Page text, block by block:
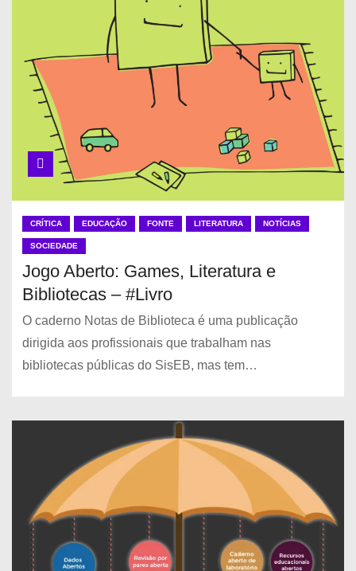
CRÍTICA EDUCAÇÃO FONTE LITERATURA NOTÍCIAS
SOCIEDADE
Jogo Aberto: Games, Literatura e
Bibliotecas – #Livro
O caderno Notas de Biblioteca é uma publicação
dirigida aos profissionais que trabalham nas
bibliotecas públicas do SisEB, mas tem…